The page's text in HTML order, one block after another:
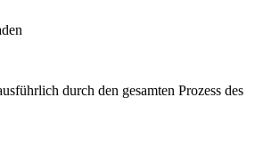
durch den gesamten Prozess des